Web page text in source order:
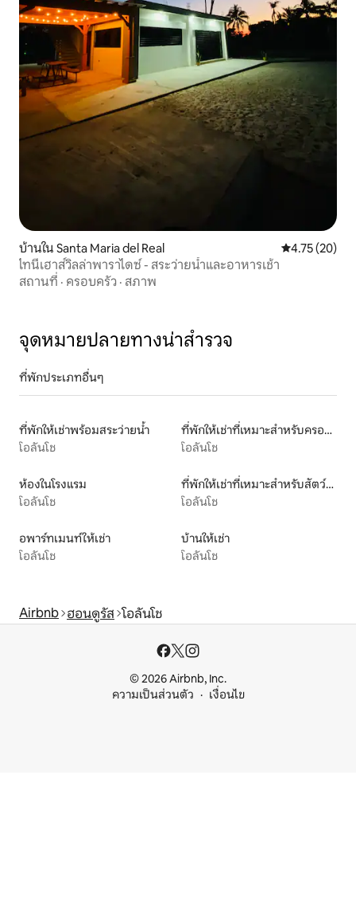
บ้านใน Santa Maria del Real คะแนนเฉลี่ย
4.75 (20)
ไทนี่เฮาส์วิลล่าพาราไดซ์ - สระว่ายน้ำและอาหารเช้า
สถานที่ · ครอบครัว · สภาพ
จุดหมายปลายทางน่าสำรวจ
ที่พักประเภทอื่นๆ
ที่พักให้เช่าพร้อมสระว่ายน้ำ
โอลันโช
ที่พักให้เช่าที่เหมาะสำหรับครอบครัว
โอลันโช
ห้องในโรงแรม
โอลันโช
ที่พักให้เช่าที่เหมาะสำหรับสัตว์เลี้ยง
โอลันโช
อพาร์ทเมนท์ให้เช่า
โอลันโช
บ้านให้เช่า
โอลันโช
Airbnb ฮอนดูรัส โอลันโช
© 2026 Airbnb, Inc.
ความเป็นส่วนตัว
เงื่อนไข